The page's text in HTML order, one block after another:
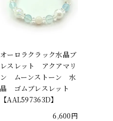
オーロラクラック水晶ブ
レスレット アクアマリ
ン ムーンストーン 水
晶 ゴムブレスレット
【AAL597363D】
6,600円